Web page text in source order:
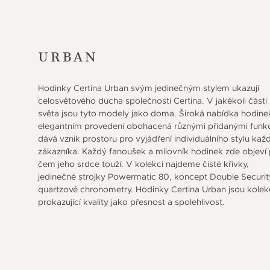
URBAN
Hodinky Certina Urban svým jedinečným stylem ukazují
celosvětového ducha společnosti Certina. V jakékoli části
světa jsou tyto modely jako doma. Široká nabídka
elegantním provedení obohacená různými přidanými
dává vznik prostoru pro vyjádření individuálního stylu
zákazníka. Každý fanoušek a milovník hodinek zde objeví
čem jeho srdce touží. V kolekci najdeme čisté křivky,
jedinečné strojky Powermatic 80, koncept Double
quartzové chronometry. Hodinky Certina Urban jsou
prokazující kvality jako přesnost a spolehlivost.